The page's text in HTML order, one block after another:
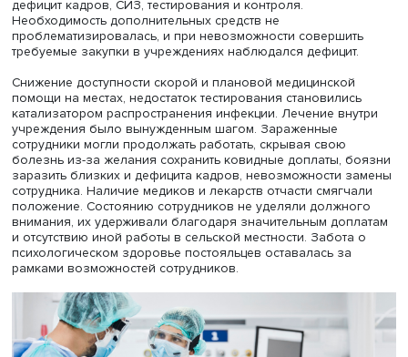
Модель адаптации «кадры»предполагает контроль и
поддержание дисциплины внутри организации в
солидарной агентностью. В отличие от модели «лидер»,
проактивная позиция и смягчение последствий
связаны с большей частью коллектива. В этой модели в
преодолении вызовов большую роль играют доверие
сплоченность коллектива, неформальные связи внутри
Работники решают проблемы сплоченно и
такой модели социальное дистанцирование
контролировалось за счет коллективной
каждым сотрудником закреплялся определенный
работы, усиленно контролировалась и вероятность
инфекции извне. Работники пытались снизить
счет личных ресурсов: шили постельное белье и маски,
самостоятельно закупали лекарства, организовывали
подручными средствами. Поддержка внутри коллектива
снижала трудности нового режима работы. Дефицит
таких учреждениях решался перераспределением
обязанностей внутри коллектива.